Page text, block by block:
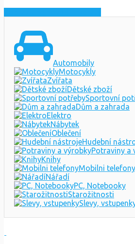
Automobily
Motocykly
Zvířata
Dětské zboží
Sportovní
Dům a zahrada
Elektro
Nábytek
Oblečení
Hudební
Potraviny a
Knihy
Mobilni telefony
Nářadí
PC, Notebooky
Starožitnosti
Slevy,